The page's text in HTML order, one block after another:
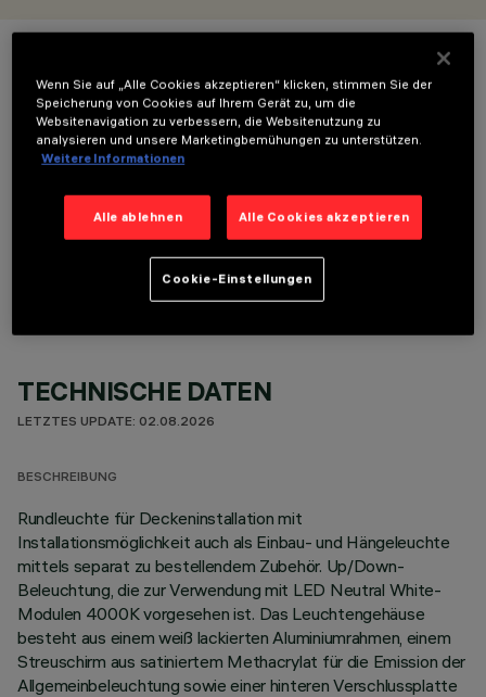
FARBE
OPTIONALE KOMPONENTEN
TECHNISCHE DATEN
LETZTES UPDATE: 02.08.2026
BESCHREIBUNG
Rundleuchte für Deckeninstallation mit
Installationsmöglichkeit auch als Einbau- und Hängeleuchte
mittels separat zu bestellendem Zubehör. Up/Down-
Beleuchtung, die zur Verwendung mit LED Neutral White-
Modulen 4000K vorgesehen ist. Das Leuchtengehäuse
besteht aus einem weiß lackierten Aluminiumrahmen, einem
Streuschirm aus satiniertem Methacrylat für die Emission der
Allgemeinbeleuchtung sowie einer hinteren Verschlussplatte
Wenn Sie auf „Alle Cookies akzeptieren“ klicken, stimmen Sie der
Speicherung von Cookies auf Ihrem Gerät zu, um die
Websitenavigation zu verbessern, die Websitenutzung zu
analysieren und unsere Marketingbemühungen zu unterstützen.
Weitere Informationen
Alle ablehnen Alle Cookies akzeptieren
Cookie-Einstellungen